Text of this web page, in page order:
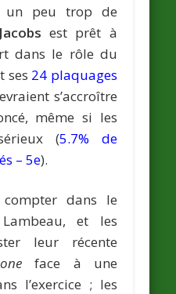
un peu trop de
est prêt à
dans le rôle du
ses 24 plaquages
s’accroître
même si les
(5.7% de
– 5e).
dans le
et les
leur récente
face à une
l’exercice ; les